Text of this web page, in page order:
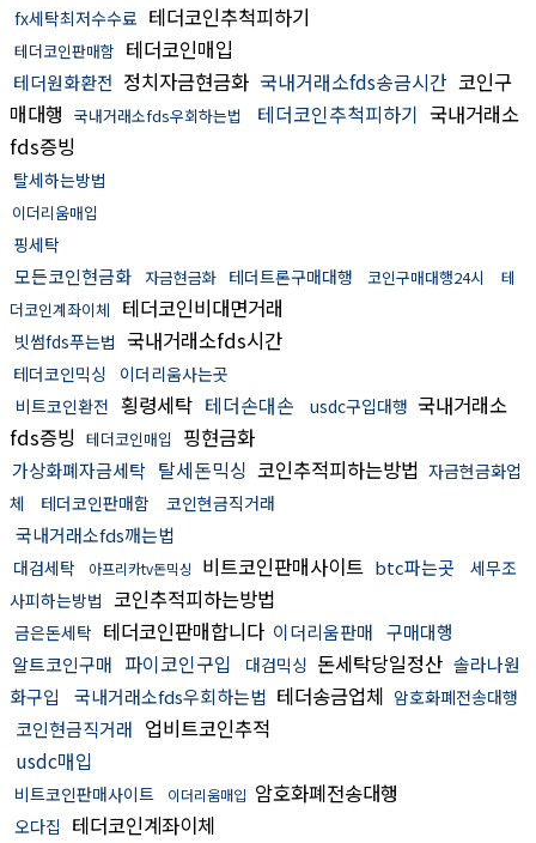
fx세탁최저수수료 테더코인추척피하기
테더코인판매함 테더코인매입
테더원화환전 정치자금현금화 국내거래소fds송금시간 코인구
매대행 국내거래소fds우회하는법 테더코인추척피하기 국내거래소
fds증빙
탈세하는방법
이더리움매입
핑세탁
모든코인현금화 자금현금화 테더트론구매대행 코인구매대행24시
테
더코인계좌이체
테더코인비대면거래
빗썸fds푸는법 국내거래소fds시간
테더코인믹싱
이더리움사는곳
비트코인환전 횡령세탁 테더손대손 usdc구입대행 국내거래소
fds증빙 테더코인매입 핑현금화
가상화폐자금세탁 탈세돈믹싱 코인추적피하는방법 자금현금화업
체
테더코인판매함 코인현금직거래
국내거래소fds깨는법
대검세탁 아프리카tv돈믹싱 비트코인판매사이트 btc파는곳
세무조
사피하는방법 코인추적피하는방법
금은돈세탁 테더코인판매합니다 이더리움판매 구매대행
알트코인구매 파이코인구입 대검믹싱 돈세탁당일정산 솔라나원
화구입
국내거래소fds우회하는법 테더송금업체 암호화폐전송대행
코인현금직거래 업비트코인추적
usdc매입
비트코인판매사이트 이더리움매입 암호화폐전송대행
오다집 테더코인계좌이체